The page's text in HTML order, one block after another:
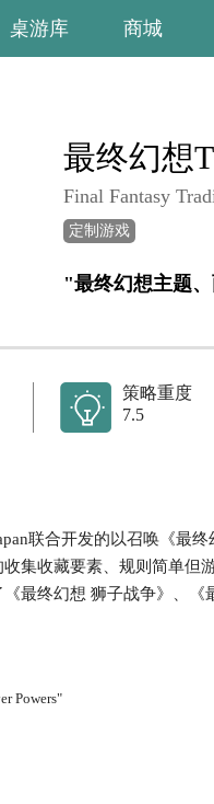
桌游库 商城
最终幻想
Final Fantasy
定制游戏
"最终幻想主题
策略重度
7.5
联合开发的以召唤《最
集收藏要素、规则简单但
最终幻想 狮子战争》、《
Powers"